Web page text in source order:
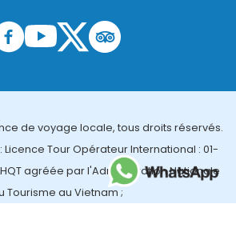
de voyage locale, tous droits réservés.
Licence Tour Opérateur International : 01-
agréée par l'Administration Nationale
Tourisme au Vietnam ;